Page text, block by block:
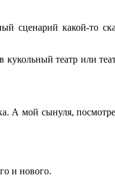
сценарий какой-то
театр или
А мой сынуля,
и нового.